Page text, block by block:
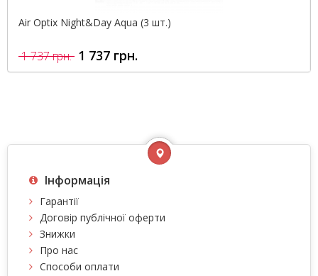
Air Optix Night&Day Aqua (3 шт.)
1 737 грн. 1 737 грн.
Інформація
Гарантії
Договір публічної оферти
Знижки
Про нас
Способи оплати